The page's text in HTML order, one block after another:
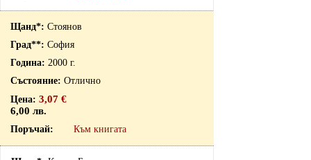
Стоянов
София
2000 г.
Отлично
3,07 €
6,00 лв.
Към книгата